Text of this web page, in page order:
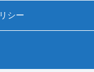
シー